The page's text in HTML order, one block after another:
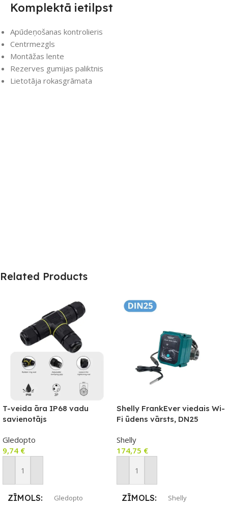
Komplektā ietilpst
Apūdeņošanas kontrolieris
Centrmezgls
Montāžas lente
Rezerves gumijas paliktnis
Lietotāja rokasgrāmata
Related Products
T-veida āra IP68 vadu
savienotājs
Gledopto
9,74 €
Pievienot Grozam
ZĪMOLS Gledopto
Shelly FrankEver viedais Wi-
Fi ūdens vārsts, DN25
Shelly
174,75 €
Pievienot Grozam
ZĪMOLS Shelly